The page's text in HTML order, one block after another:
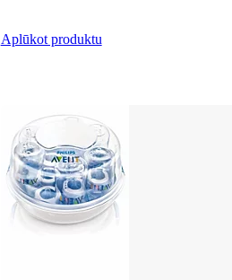
Aplūkot produktu